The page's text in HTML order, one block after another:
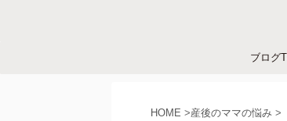
ブログ
HOME >産後のママの悩み >